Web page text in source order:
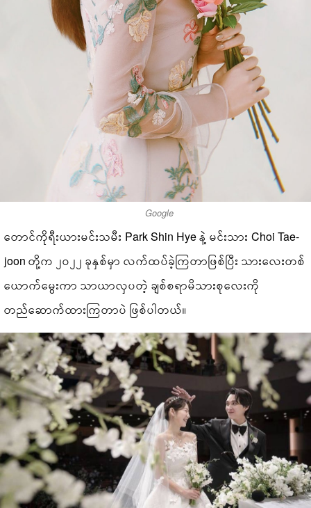
Google
တောင်ကိုရီးယားမင်းသမီး Park Shin Hye နဲ့ မင်းသား Choi Tae-
joon တို့က ၂၀၂၂ ခုနှစ်မှာ လက်ထပ်ခဲ့ကြတာဖြစ်ပြီး သားလေးတစ်
ယောက်မွေးကာ သာယာလှပတဲ့ ချစ်စရာမိသားစုလေးကို
တည်ဆောက်ထားကြတာပဲ ဖြစ်ပါတယ်။